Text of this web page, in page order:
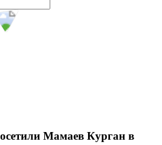
Мамаев Курган в